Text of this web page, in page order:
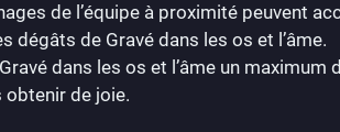
de l’équipe à proximité peuvent
dégâts de Gravé dans les os et l’âme.
dans les os et l’âme un maximum
obtenir de joie.